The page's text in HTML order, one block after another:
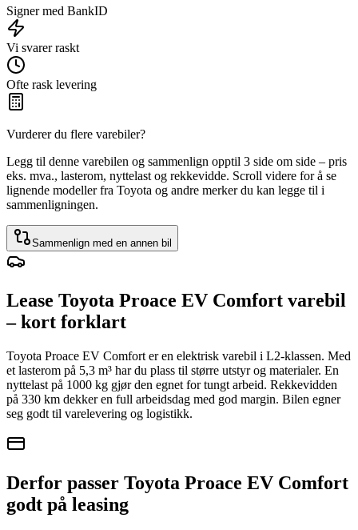
Signer med BankID
Vi svarer raskt
Ofte rask levering
Vurderer du flere varebiler?
Legg til denne varebilen og sammenlign opptil 3 side om side – pris
eks. mva., lasterom, nyttelast og rekkevidde. Scroll videre for å se
lignende modeller fra Toyota og andre merker du kan legge til i
sammenligningen.
Sammenlign med en annen bil
Lease Toyota Proace EV Comfort varebil
– kort forklart
Toyota Proace EV Comfort er en elektrisk varebil i L2-klassen. Med
et lasterom på 5,3 m³ har du plass til større utstyr og materialer. En
nyttelast på 1000 kg gjør den egnet for tungt arbeid. Rekkevidden
på 330 km dekker en full arbeidsdag med god margin. Bilen egner
seg godt til varelevering og logistikk.
Derfor passer Toyota Proace EV Comfort
godt på leasing